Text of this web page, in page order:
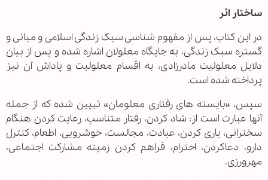
ساختار اثر
در این کتاب، پس از مفهوم شناسی سبک زندگی اسلامی و مبانی و
گستره سبک زندگی، به جایگاه معلولان اشاره شده و پس از بیان
دلایل معلولیت مادرزادی، به اقسام معلولیت و پاداش آن نیز
پرداخته شده است.
سپس، «بایسته های رفتاری معلومان» تبیین شده که از جمله
آنها عبارت است از: شاد کردن، رفتار متناسب، رعایت کردن هنگام
سخنرانی، یاری کردن، عیادت، مجالست، خوشرویی، اطعام، کنترل
دارو، دعاکردن، احترام، فراهم کردن زمینه مشارکت اجتماعی،
مهرورزی.